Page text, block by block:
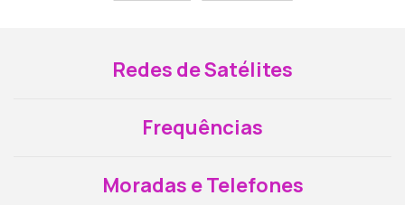
Redes de Satélites
Frequências
Moradas e Telefones